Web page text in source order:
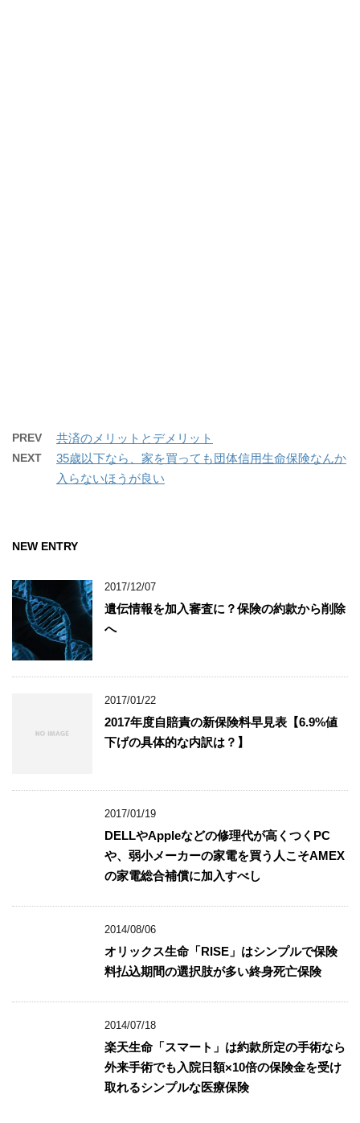
PREV 共済のメリットとデメリット
NEXT
35歳以下なら、家を買っても団体信用生命保険なんか
入らないほうが良い
NEW ENTRY
2017/12/07
遺伝情報を加入審査に？保険の約款から削除
へ
2017/01/22
2017年度自賠責の新保険料早見表【6.9%値
下げの具体的な内訳は？】
2017/01/19
DELLやAppleなどの修理代が高くつくPC
や、弱小メーカーの家電を買う人こそAMEX
の家電総合補償に加入すべし
2014/08/06
オリックス生命「RISE」はシンプルで保険
料払込期間の選択肢が多い終身死亡保険
2014/07/18
楽天生命「スマート」は約款所定の手術なら
外来手術でも入院日額×10倍の保険金を受け
取れるシンプルな医療保険